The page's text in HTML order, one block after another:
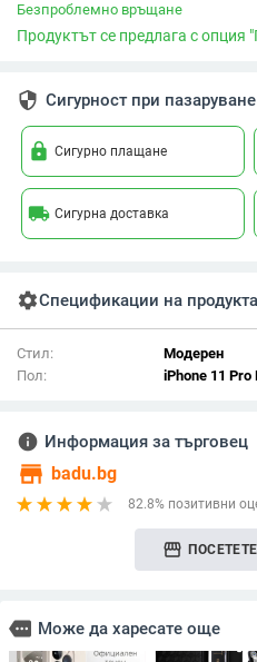
Безпроблемно връщане
Продуктът се предлага с опция
security Сигурност при пазаруване
lock Сигурно плащане
local_shipping Сигурна доставка
settingsСпецификации на продукта
Стил:
Модерен
Пол:
iPhone 11 Pro
info Информация за търговец
store badu.bg
82.8% позитивни
storefront
more Може да харесате още